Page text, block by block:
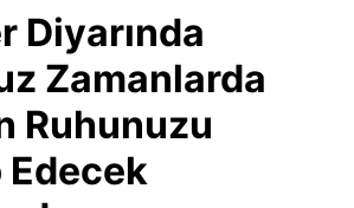
Diyarında
Zamanlarda
Ruhunuzu
Edecek